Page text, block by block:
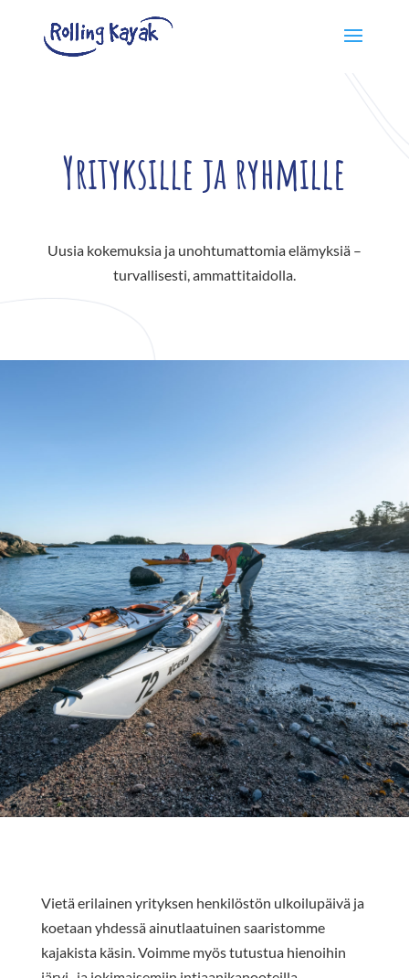
Yrityksille ja ryhmille
Uusia kokemuksia ja unohtumattomia elämyksiä –
turvallisesti, ammattitaidolla.
Vietä erilainen yrityksen henkilöstön ulkoilupäivä ja
koetaan yhdessä ainutlaatuinen saaristomme
kajakista käsin. Voimme myös tutustua hienoihin